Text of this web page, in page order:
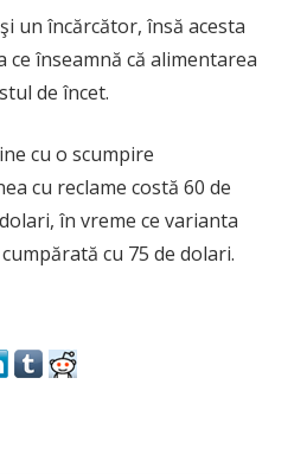
un încărcător, însă acesta
ce înseamnă că alimentarea
de încet.
cu o scumpire
cu reclame costă 60 de
în vreme ce varianta
cu 75 de dolari.